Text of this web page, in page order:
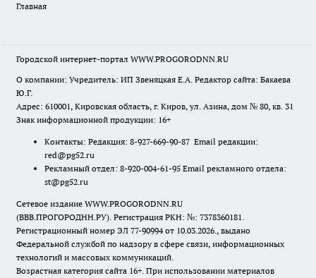
Главная
Городской интернет-портал WWW.PROGORODNN.RU
О компании: Учредитель: ИП Звеняцкая Е.А. Редактор сайта: Бакаева
Ю.Г.
Адрес: 610001, Кировская область, г. Киров, ул. Азина, дом № 80, кв. 31
Знак информационной продукции: 16+
Контакты: Редакция: 8-927-669-90-87 Email редакции:
red@pg52.ru
Рекламный отдел: 8-920-004-61-95 Email рекламного отдела:
st@pg52.ru
Сетевое издание WWW.PROGORODNN.RU
(ВВВ.ПРОГОРОДНН.РУ). Регистрация РКН: №: 7378360181.
Регистрационный номер ЭЛ 77-90994 от 10.03.2026., выдано
Федеральной службой по надзору в сфере связи, информационных
технологий и массовых коммуникаций.
Возрастная категория сайта 16+. При использовании материалов